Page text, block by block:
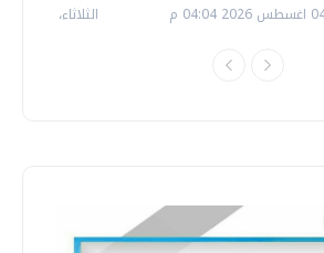
الثلاثاء، 14 يوليو 2026 06:11 م